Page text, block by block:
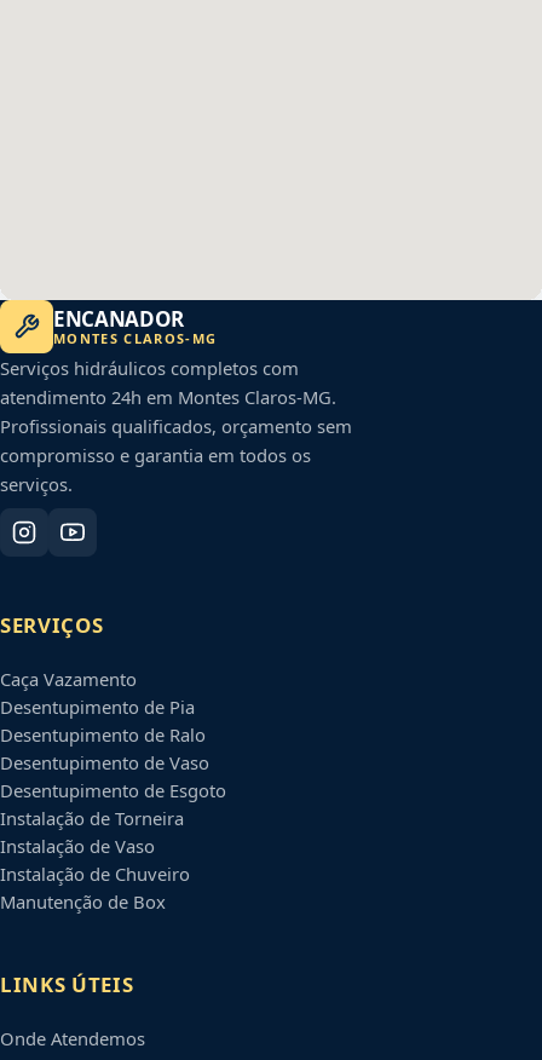
ENCANADOR
MONTES CLAROS- MG
Serviços hidráulicos completos com
atendimento 24h em Montes Claros-MG.
Profissionais qualificados, orçamento sem
compromisso e garantia em todos os
serviços.
SERVIÇOS
Caça Vazamento
Desentupimento de Pia
Desentupimento de Ralo
Desentupimento de Vaso
Desentupimento de Esgoto
Instalação de Torneira
Instalação de Vaso
Instalação de Chuveiro
Manutenção de Box
LINKS ÚTEIS
Onde Atendemos